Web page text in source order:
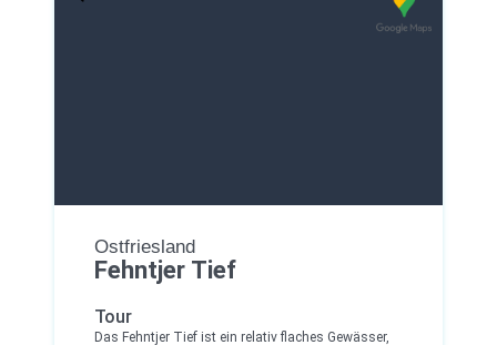
Ostfriesland
Fehntjer Tief
Tour
Das Fehntjer Tief ist ein relativ flaches Gewässer,